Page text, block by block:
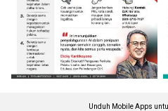
Unduh Mobile Apps